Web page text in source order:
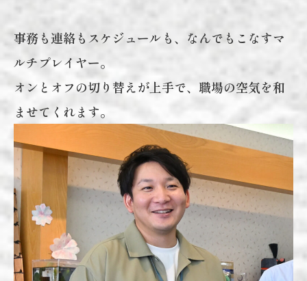
事務も連絡もスケジュールも、なんでもこなすマ
ルチプレイヤー。
オンとオフの切り替えが上手で、職場の空気を和
ませてくれます。